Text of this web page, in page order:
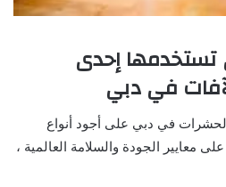
تستخدمها إحدى
في دبي
في دبي على أجود أنواع
معايير الجودة والسلامة العالمية ،